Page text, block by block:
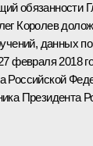
обязанности
Королев
данных
февраля 2018
Российской
Президента